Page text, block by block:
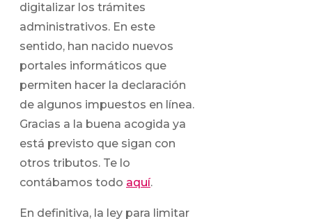
digitalizar los trámites
administrativos. En este
sentido, han nacido nuevos
portales informáticos que
permiten hacer la declaración
de algunos impuestos en línea.
Gracias a la buena acogida ya
está previsto que sigan con
otros tributos. Te lo
contábamos todo aquí.
En definitiva, la ley para limitar